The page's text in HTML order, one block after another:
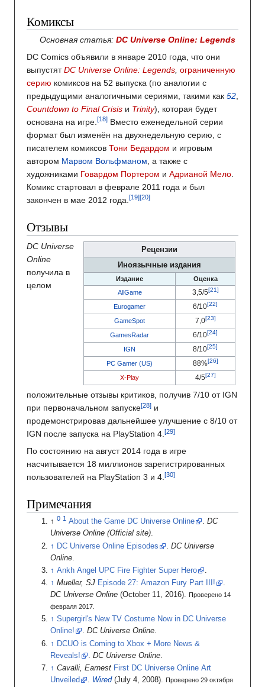
Комиксы
Основная статья:DC Universe Online: Legends
DC Comics объявили в январе 2010 года, что они
выпустятDC Universe Online: Legends ограниченную
серию комиксов на 52 выпуска (по аналогии с
предыдущими аналогичными сериями, такими как 52
Countdown to Final Crisis и Trinity), которая будет
основана на игре.
Вместо еженедельной серии
формат был изменён на двухнедельную серию, с
писателем комиксов Тони Бедардом и игровым
автором Марвом Вольфманом , а также с
художниками Говардом Портером и Адрианой Мело
Комикс стартовал в феврале 2011 года и был
закончен в мае 2012 года.
Отзывы
Рецензии
Иноязычные издания
Издание
Оценка
AllGame
3,5/5
Eurogamer 6/10
GameSpot 7,0
GamesRadar 6/10
IGN 8/10
PC Gamer (US) 88%
X-Play 4/5
DC Universe
Online
получила в
целом
положительные отзывы критиков, получив 7/10 от IGN
при первоначальном запуске
и
продемонстрировав дальнейшее улучшение с 8/10 от
IGN после запуска на PlayStation 4.
По состоянию на август 2014 года в игре
насчитывается 18 миллионов зарегистрированных
пользователей на PlayStation 3 и 4.
Примечания
About the Game DC Universe Online . DC
Universe Online (Official site).
DC Universe Online Episodes
DC Universe
Online
Ankh Angel UPC Fire Fighter Super Hero
.
Mueller, SJ Episode 27: Amazon Fury Part III!
.
DC Universe Online (October 11, 2016). Проверено 14
февраля 2017.
Supergirl's New TV Costume Now in DC Universe
Online!
. DC Universe Online.
DCUO is Coming to Xbox + More News &
Reveals!
DC Universe Online
Cavalli, Earnest First DC Universe Online Art
Unveiled
. Wired (July 4, 2008). Проверено 29 октября